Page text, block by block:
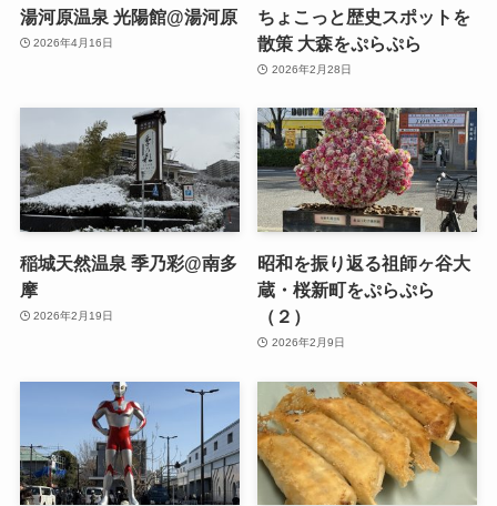
湯河原温泉 光陽館@湯河原
2026年4月16日
ちょこっと歴史スポットを
散策 大森をぷらぷら
2026年2月28日
稲城天然温泉 季乃彩@南多
摩
2026年2月19日
昭和を振り返る祖師ヶ谷大
蔵・桜新町をぷらぷら
（２）
2026年2月9日